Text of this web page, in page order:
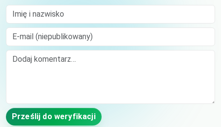
Imię i nazwisko
E-mail (niepublikowany)
Comment
Prześlij do weryfikacji